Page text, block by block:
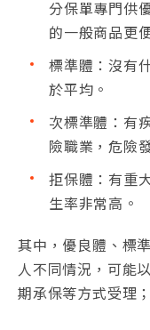
分保單專門供
的一般商品更
標準體：沒有
於平均。
次標準體：有
險職業，危險
拒保體：有重
生率非常高。
其中，優良體、標
人不同情況，可能
期承保等方式受理